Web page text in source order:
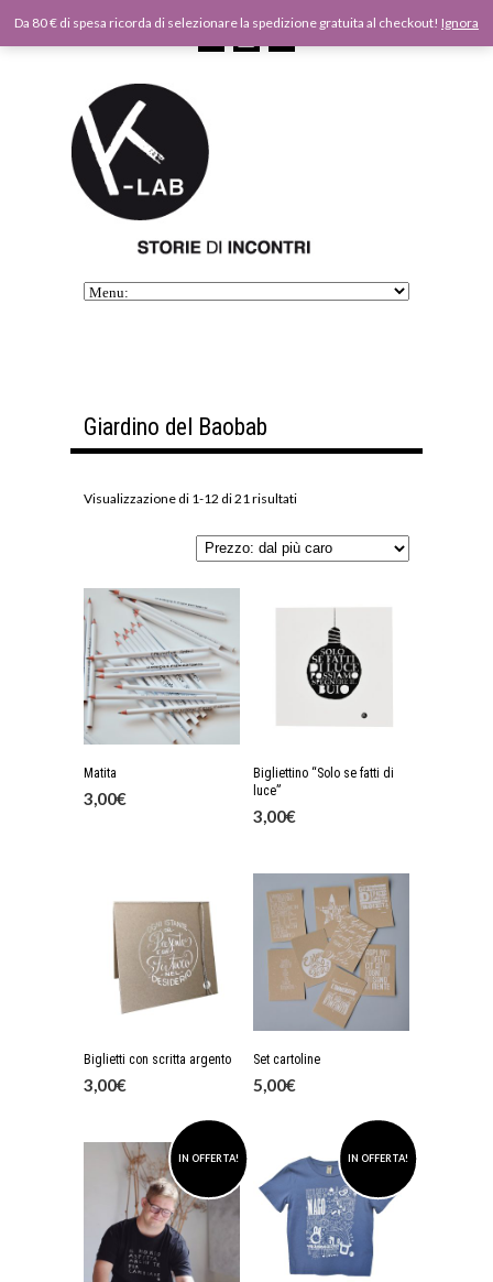
Giardino del Baobab
Visualizzazione di 1-12 di 21 risultati
Matita
3,00€
Bigliettino “Solo se fatti di
luce”
3,00€
Biglietti con scritta argento
3,00€
Set cartoline
5,00€
IN OFFERTA! IN OFFERTA!
Da 80 € di spesa ricorda di selezionare la spedizione gratuita al checkout! Ignora